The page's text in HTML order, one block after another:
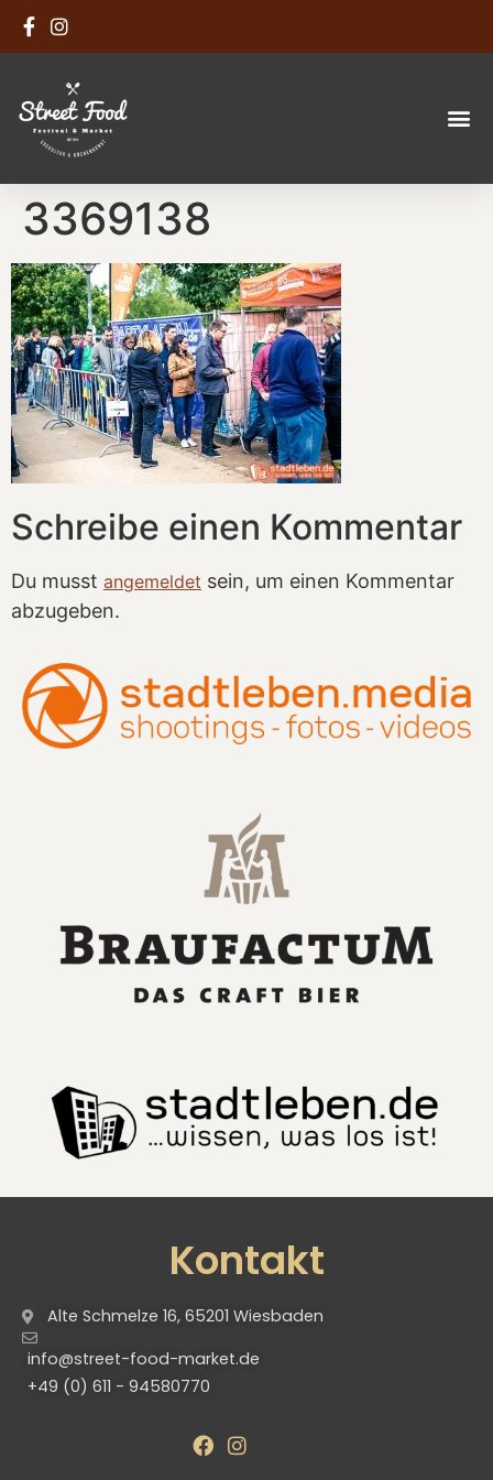
3369138
Schreibe einen Kommentar
Du musst angemeldet sein, um einen Kommentar
abzugeben.
Kontakt
Alte Schmelze 16, 65201 Wiesbaden
info@street-food-market.de
+49 (0) 611 - 94580770